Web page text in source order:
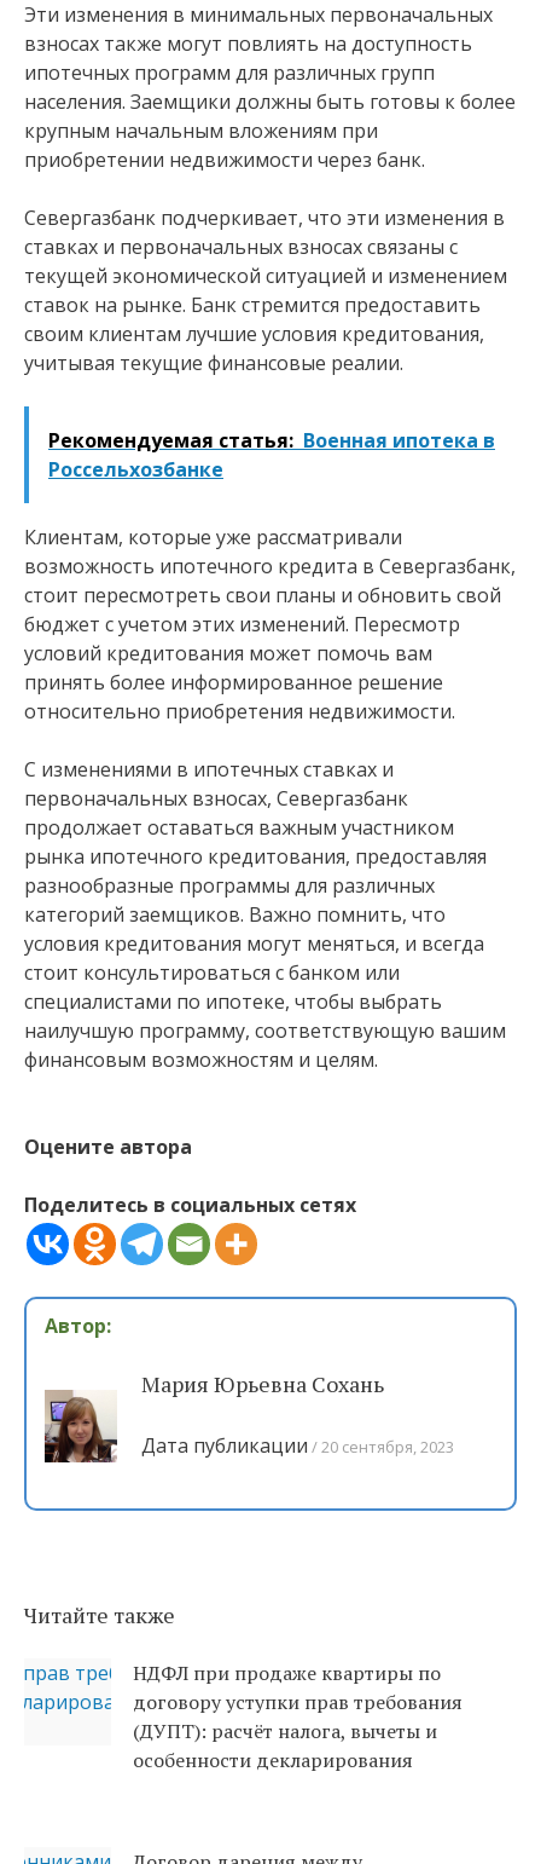
Эти изменения в минимальных первоначальных
взносах также могут повлиять на доступность
ипотечных программ для различных групп
населения. Заемщики должны быть готовы к более
крупным начальным вложениям при
приобретении недвижимости через банк.
Севергазбанк подчеркивает, что эти изменения в
ставках и первоначальных взносах связаны с
текущей экономической ситуацией и изменением
ставок на рынке. Банк стремится предоставить
своим клиентам лучшие условия кредитования,
учитывая текущие финансовые реалии.
Рекомендуемая статья: Военная ипотека в
Россельхозбанке
Клиентам, которые уже рассматривали
возможность ипотечного кредита в Севергазбанк,
стоит пересмотреть свои планы и обновить свой
бюджет с учетом этих изменений. Пересмотр
условий кредитования может помочь вам
принять более информированное решение
относительно приобретения недвижимости.
С изменениями в ипотечных ставках и
первоначальных взносах, Севергазбанк
продолжает оставаться важным участником
рынка ипотечного кредитования, предоставляя
разнообразные программы для различных
категорий заемщиков. Важно помнить, что
условия кредитования могут меняться, и всегда
стоит консультироваться с банком или
специалистами по ипотеке, чтобы выбрать
наилучшую программу, соответствующую вашим
финансовым возможностям и целям.
Оцените автора
Поделитесь в социальных сетях
Автор:
Мария Юрьевна Сохань
Дата публикации 20 сентября, 2023
Читайте также
НДФЛ при продаже квартиры по
договору уступки прав требования
(ДУПТ): расчёт налога, вычеты и
особенности декларирования